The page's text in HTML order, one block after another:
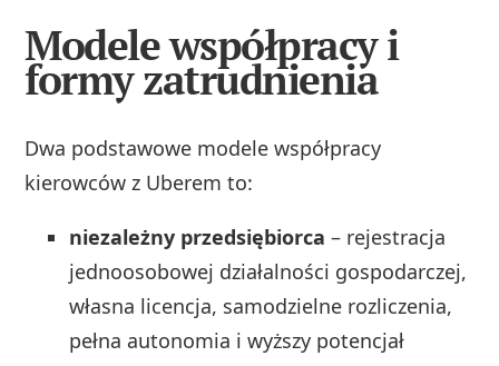
Modele współpracy i
formy zatrudnienia
Dwa podstawowe modele współpracy
kierowców z Uberem to:
niezależny przedsiębiorca – rejestracja
jednoosobowej działalności gospodarczej,
własna licencja, samodzielne rozliczenia,
pełna autonomia i wyższy potencjał